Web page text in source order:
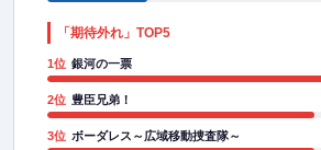
「期待外れ」TOP5
1位 銀河の一票
2位 豊臣兄弟！
3位 ボーダレス～広域移動捜査隊～